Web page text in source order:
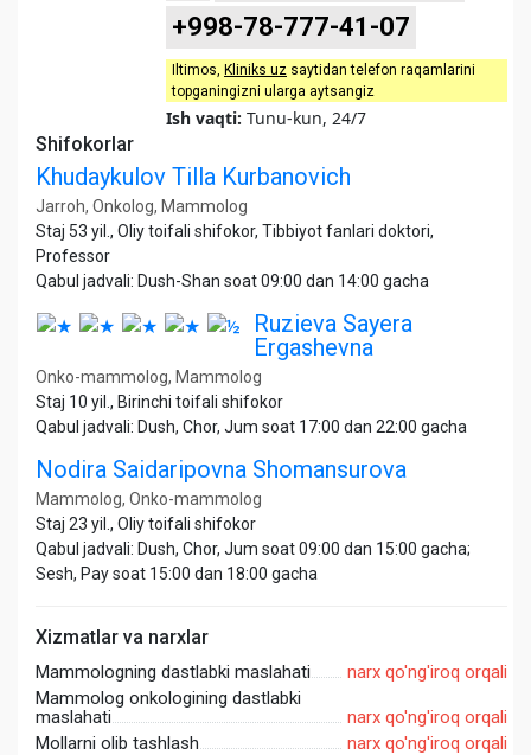
+998-78-777-41-07
Iltimos, Kliniks uz saytidan telefon raqamlarini
topganingizni ularga aytsangiz
Ish vaqti: Tunu-kun, 24/7
Shifokorlar
Khudaykulov Tilla Kurbanovich
Jarroh, Onkolog, Mammolog
Staj 53 yil., Oliy toifali shifokor, Tibbiyot fanlari doktori,
Professor
Qabul jadvali: Dush-Shan soat 09:00 dan 14:00 gacha
Ruzieva Sayera
Ergashevna
Onko-mammolog, Mammolog
Staj 10 yil., Birinchi toifali shifokor
Qabul jadvali: Dush, Chor, Jum soat 17:00 dan 22:00 gacha
Nodira Saidaripovna Shomansurova
Mammolog, Onko-mammolog
Staj 23 yil., Oliy toifali shifokor
Qabul jadvali: Dush, Chor, Jum soat 09:00 dan 15:00 gacha;
Sesh, Pay soat 15:00 dan 18:00 gacha
Xizmatlar va narxlar
Mammologning dastlabki maslahati
narx qo'ng'iroq orqali
Mammolog onkologining dastlabki
maslahati
narx qo'ng'iroq orqali
Mollarni olib tashlash
narx qo'ng'iroq orqali